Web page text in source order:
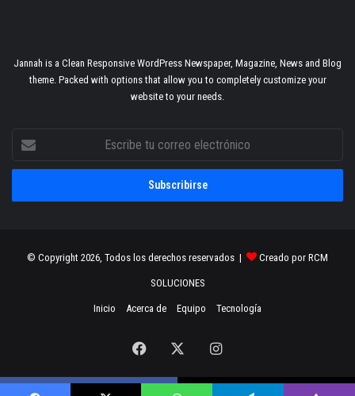
Jannah is a Clean Responsive WordPress Newspaper, Magazine, News and Blog
theme. Packed with options that allow you to completely customize your
website to your needs.
correo
© Copyright 2026, Todos los derechos reservados | Creado por RCM
SOLUCIONES
Inicio Acerca de Equipo Tecnología
Facebook Instagram